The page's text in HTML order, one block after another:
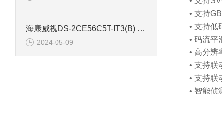
海康威视DS-2CE56C5T-IT3(B) 130万像素红外半球摄像机
2024-05-09
• 支持
• 支持低
• 码流平
• 高分辨
• 支持联
• 支持联
• 智能侦